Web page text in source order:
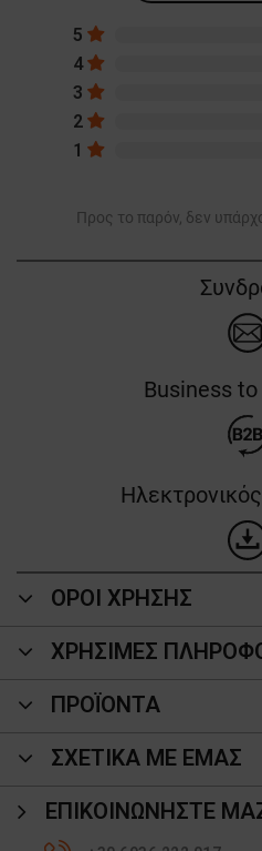
5
4
3
2
1
Προς το παρόν, δεν
Business
ΟΡΟΙ ΧΡΗΣΗΣ
ΧΡΗΣΙΜΕΣ
ΠΡΟΪΌΝΤΑ
ΣΧΕΤΙΚΑ ΜΕ ΕΜΑΣ
ΕΠΙΚΟΙΝΩΝΉΣΤΕ